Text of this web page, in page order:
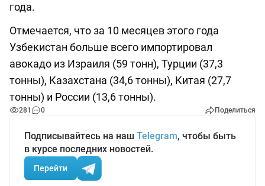
года.
Отмечается, что за 10 месяцев этого года
Узбекистан больше всего импортировал
авокадо из Израиля (59 тонн), Турции (37,3
тонны), Казахстана (34,6 тонны), Китая (27,7
тонны) и России (13,6 тонны).
281 0 Поделиться
Подписывайтесь на наш Telegram, чтобы быть
в курсе последних новостей.
Перейти